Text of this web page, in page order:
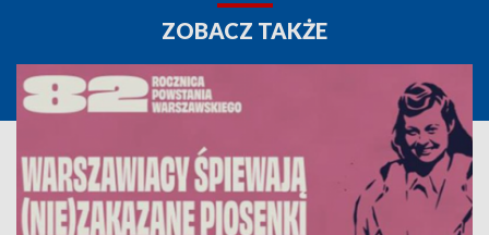
ZOBACZ TAKŻE